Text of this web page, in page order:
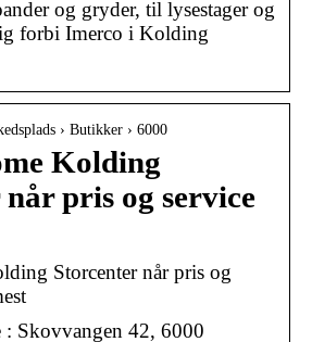
og gryder, til lysestager og
forbi Imerco i Kolding
› Butikker › 6000
Kolding
pris og service
Storcenter når pris og
: Skovvangen 42, 6000